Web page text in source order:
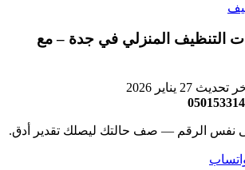
التنظيف المنزلي في جدة – مع
تحديث 27 يناير 2026
نفس الرقم — صف حالتك ليصلك تقدير أدق.